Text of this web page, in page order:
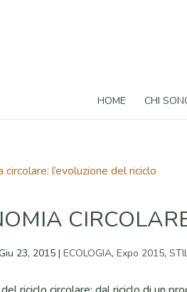
HOME CHI
23, 2015 |ECOLOGIA,Expo 2015,